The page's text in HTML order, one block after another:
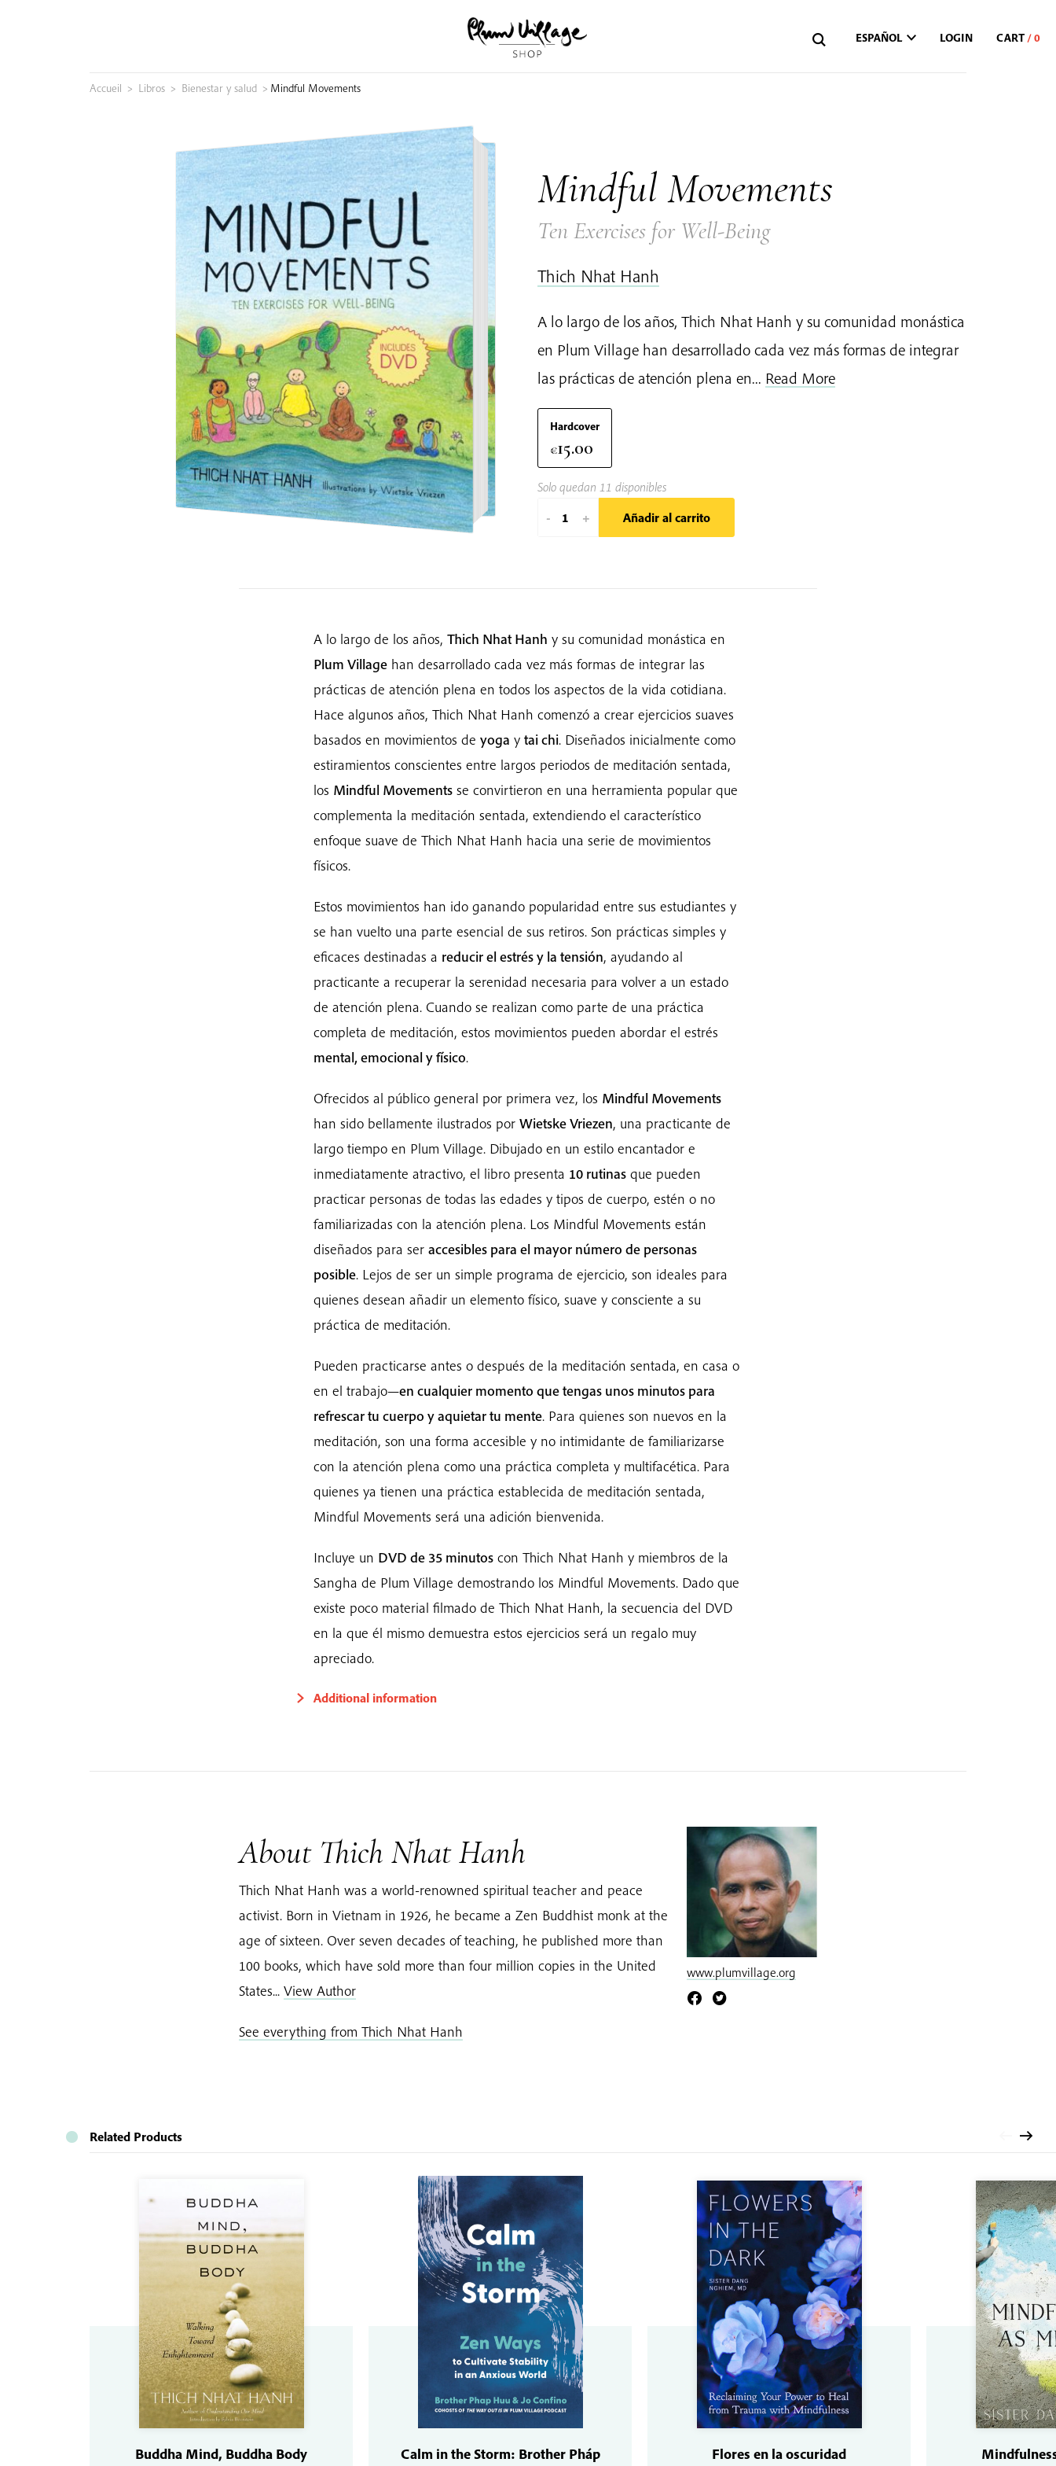
ESPAÑOL LOGIN
Accueil > Libros > Bienestar y salud > Mindful Movements
Mindful Movements
Ten Exercises for Well-Being
Thich Nhat Hanh
A lo largo de los años, Thich Nhat Hanh y su comunidad monástica
en Plum Village han desarrollado cada vez más formas de integrar
las prácticas de atención plena en... Read More
Hardcover
€15.00
Solo quedan 11 disponibles
-
Mindful
Movements
+ Añadir al carrito
A lo largo de los años, Thich Nhat Hanh y su comunidad monástica en
Plum Village han desarrollado cada vez más formas de integrar las
prácticas de atención plena en todos los aspectos de la vida cotidiana.
Hace algunos años, Thich Nhat Hanh comenzó a crear ejercicios suaves
basados en movimientos de yoga y tai chi. Diseñados inicialmente como
estiramientos conscientes entre largos periodos de meditación sentada,
los Mindful Movements se convirtieron en una herramienta popular que
complementa la meditación sentada, extendiendo el característico
enfoque suave de Thich Nhat Hanh hacia una serie de movimientos
físicos.
Estos movimientos han ido ganando popularidad entre sus estudiantes y
se han vuelto una parte esencial de sus retiros. Son prácticas simples y
eficaces destinadas a reducir el estrés y la tensión, ayudando al
practicante a recuperar la serenidad necesaria para volver a un estado
de atención plena. Cuando se realizan como parte de una práctica
completa de meditación, estos movimientos pueden abordar el estrés
mental, emocional y físico.
Ofrecidos al público general por primera vez, los Mindful Movements
han sido bellamente ilustrados por Wietske Vriezen, una practicante de
largo tiempo en Plum Village. Dibujado en un estilo encantador e
inmediatamente atractivo, el libro presenta 10 rutinas que pueden
practicar personas de todas las edades y tipos de cuerpo, estén o no
familiarizadas con la atención plena. Los Mindful Movements están
diseñados para ser accesibles para el mayor número de personas
posible. Lejos de ser un simple programa de ejercicio, son ideales para
quienes desean añadir un elemento físico, suave y consciente a su
práctica de meditación.
Pueden practicarse antes o después de la meditación sentada, en casa o
en el trabajo—en cualquier momento que tengas unos minutos para
refrescar tu cuerpo y aquietar tu mente. Para quienes son nuevos en la
meditación, son una forma accesible y no intimidante de familiarizarse
con la atención plena como una práctica completa y multifacética. Para
quienes ya tienen una práctica establecida de meditación sentada,
Mindful Movements será una adición bienvenida.
Incluye un DVD de 35 minutos con Thich Nhat Hanh y miembros de la
Sangha de Plum Village demostrando los Mindful Movements. Dado que
existe poco material filmado de Thich Nhat Hanh, la secuencia del DVD
en la que él mismo demuestra estos ejercicios será un regalo muy
apreciado.
Additional information
About Thich Nhat Hanh
Thich Nhat Hanh was a world-renowned spiritual teacher and peace
activist. Born in Vietnam in 1926, he became a Zen Buddhist monk at the
age of sixteen. Over seven decades of teaching, he published more than
100 books, which have sold more than four million copies in the United
States... View Author
See everything from Thich Nhat Hanh
www.plumvillage.org
Related Products
Buddha Mind, Buddha Body
Calm in the Storm: Brother Pháp
Flores en la oscuridad